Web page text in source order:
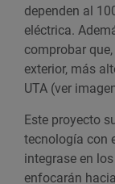
dependen al
eléctrica.
comprobar
exterior, más
UTA (ver
Este proyecto
tecnología con
integrase en
enfocarán